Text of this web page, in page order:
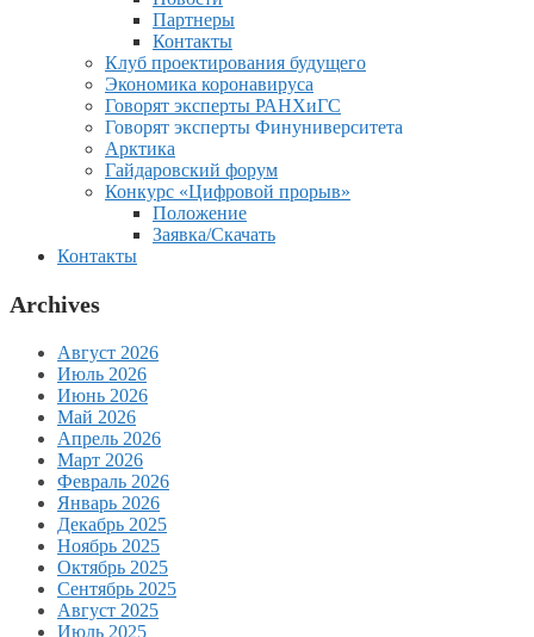
Партнеры
Контакты
Клуб проектирования будущего
Экономика коронавируса
Говорят эксперты РАНХиГС
Говорят эксперты Финуниверситета
Арктика
Гайдаровский форум
Конкурс «Цифровой прорыв»
Положение
Заявка/Скачать
Контакты
Archives
Август 2026
Июль 2026
Июнь 2026
Май 2026
Апрель 2026
Март 2026
Февраль 2026
Январь 2026
Декабрь 2025
Ноябрь 2025
Октябрь 2025
Сентябрь 2025
Август 2025
Июль 2025